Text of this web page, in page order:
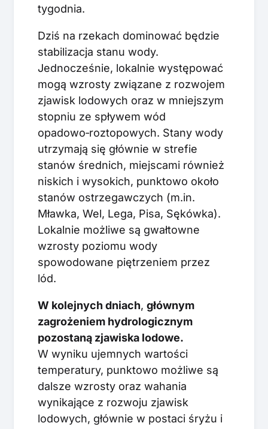
tygodnia.
Dziś na rzekach dominować będzie
stabilizacja stanu wody.
Jednocześnie, lokalnie występować
mogą wzrosty związane z rozwojem
zjawisk lodowych oraz w mniejszym
stopniu ze spływem wód
opadowo‑roztopowych. Stany wody
utrzymają się głównie w strefie
stanów średnich, miejscami również
niskich i wysokich, punktowo około
stanów ostrzegawczych (m.in.
Mławka, Wel, Lega, Pisa, Sękówka).
Lokalnie możliwe są gwałtowne
wzrosty poziomu wody
spowodowane piętrzeniem przez
lód.
W kolejnych dniach, głównym
zagrożeniem hydrologicznym
pozostaną zjawiska lodowe.
W wyniku ujemnych wartości
temperatury, punktowo możliwe są
dalsze wzrosty oraz wahania
wynikające z rozwoju zjawisk
lodowych, głównie w postaci śryżu i